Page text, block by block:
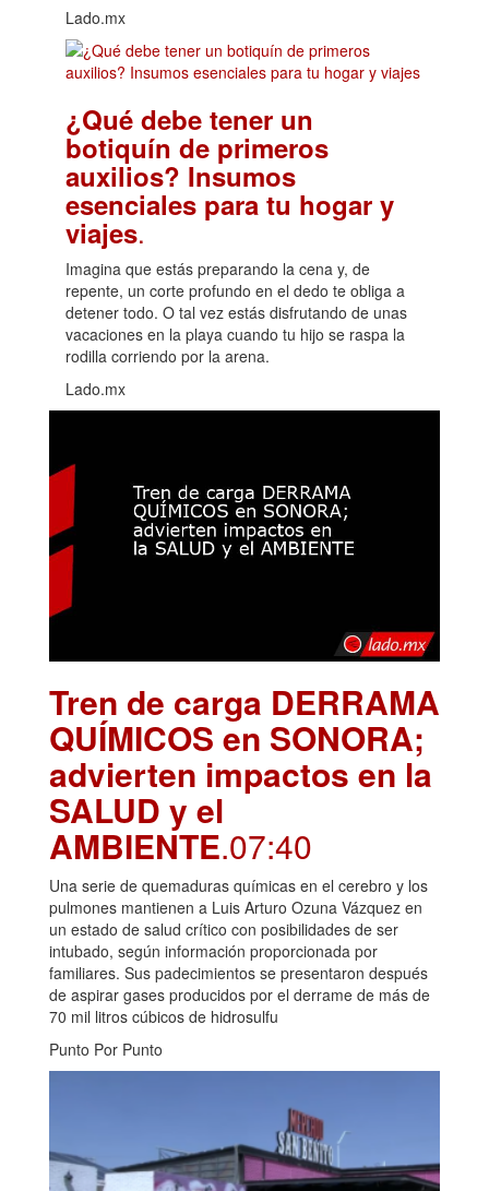
Lado.mx
¿Qué debe tener un
botiquín de primeros
auxilios? Insumos
esenciales para tu hogar y
viajes.
Imagina que estás preparando la cena y, de
repente, un corte profundo en el dedo te obliga a
detener todo. O tal vez estás disfrutando de unas
vacaciones en la playa cuando tu hijo se raspa la
rodilla corriendo por la arena.
Lado.mx
Tren de carga DERRAMA
QUÍMICOS en SONORA;
advierten impactos en la
SALUD y el
AMBIENTE.07:40
Una serie de quemaduras químicas en el cerebro y los
pulmones mantienen a Luis Arturo Ozuna Vázquez en
un estado de salud crítico con posibilidades de ser
intubado, según información proporcionada por
familiares. Sus padecimientos se presentaron después
de aspirar gases producidos por el derrame de más de
70 mil litros cúbicos de hidrosulfu
Punto Por Punto